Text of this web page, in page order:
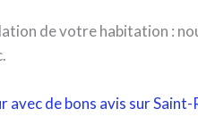
de votre habitation :
avec de bons avis sur